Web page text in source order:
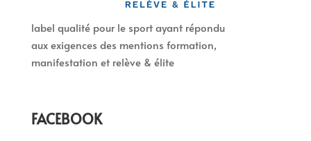
label qualité pour le sport ayant répondu
aux exigences des mentions formation,
manifestation et relève & élite
FACEBOOK